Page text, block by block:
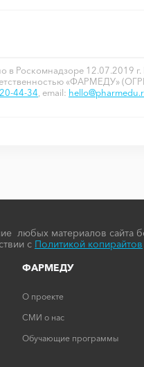
в Роскомнадзоре 12.07.2019
«ФАРМЕДУ»
44-34 , email:
любых материалов сайта
с Политикой копирайтов
ФАРМЕДУ
О проекте
СМИ о нас
Обучающие программы